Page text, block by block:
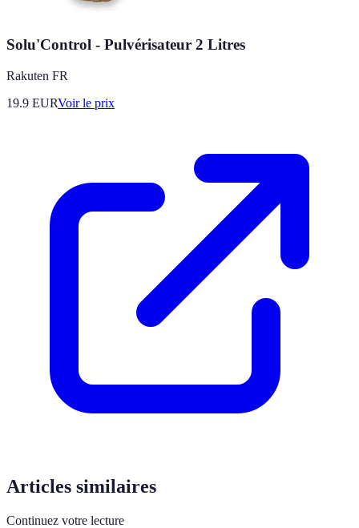
Solu'Control - Pulvérisateur 2 Litres
Rakuten FR
19.9 EURVoir le prix
Articles similaires
Continuez votre lecture